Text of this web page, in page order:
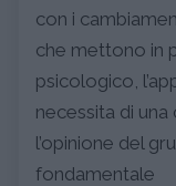
con i
che mettono in
psicologico,
necessita di
l’opinione del
fondamentale